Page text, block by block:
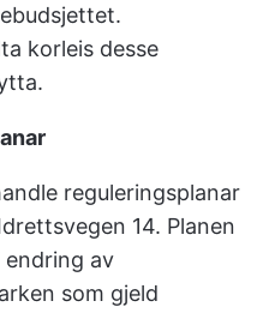
korleis desse
reguleringsplanar
14. Planen
av
som gjeld